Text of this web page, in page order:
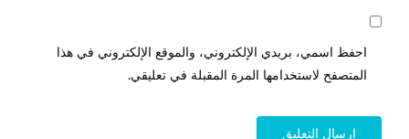
احفظ اسمي، بريدي الإلكتروني، والموقع الإلكتروني في هذا
المتصفح لاستخدامها المرة المقبلة في تعليقي.